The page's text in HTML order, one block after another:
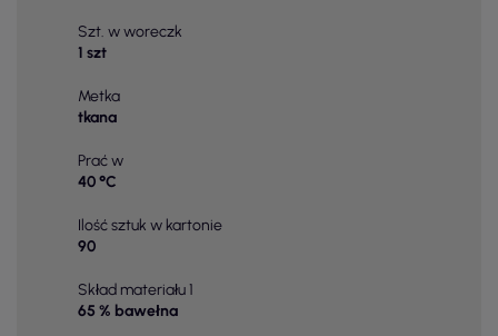
Szt. w woreczk
1 szt
Metka
tkana
Prać w
40 °C
Ilość sztuk w kartonie
90
Skład materiału 1
65 % bawełna